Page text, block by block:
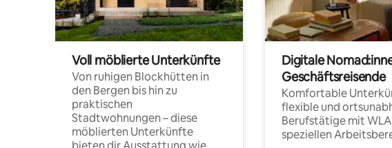
Voll möblierte Unterkünfte
Von ruhigen Blockhütten in
den Bergen bis hin zu
praktischen
Stadtwohnungen – diese
möblierten Unterkünfte
Digitale
Geschäftsreisende
Komfortable
flexible und
Berufstätige mit
speziellen